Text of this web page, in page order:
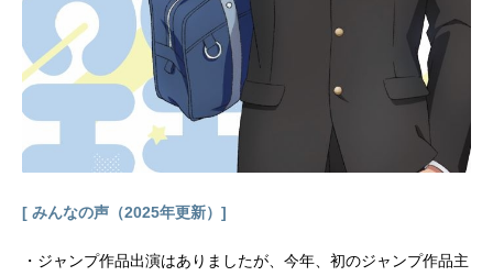
[ みんなの声（2025年更新）]
・ジャンプ作品出演はありましたが、今年、初のジャンプ作品主